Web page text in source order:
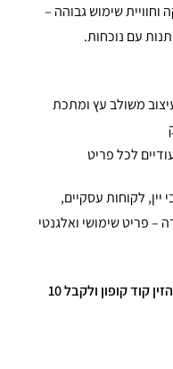
שימוש גבוהה –
עם נוכחות.
משולב עץ ומתכת
לכל פריט
לקוחות עסקיים,
– פריט שימושי ואלגנטי
ניתן לחרוט בצריבה בלייזר אונליין ולהזין קוד קופון ולקבל 10